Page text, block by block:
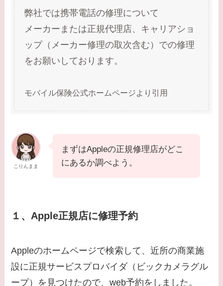
弊社では携帯電話の修理について
メーカーまたは正規代理店、キャリアショ
ップ（メーカー修理の取次含む）での修理
をお願いしております。
モバイル保険公式ホームページより引用
こりんまま
まずはAppleの正規修理店がどこ
にあるか調べよう。
１、Apple正規店に修理予約
Appleのホームページで検索して、近所の商業施
設に正規サービスプロバイダ（ビックカメラグル
ープ）を見つけたので、web予約をしました。